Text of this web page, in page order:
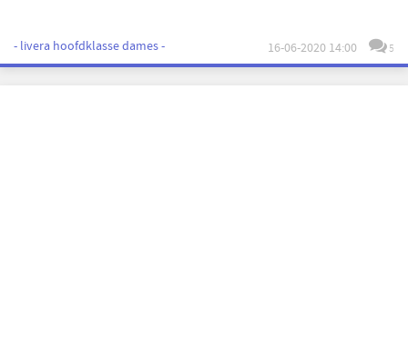
- livera hoofdklasse dames - 16-06-2020 14:00 5